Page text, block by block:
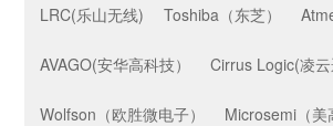
LRC(乐山无线) Toshiba（东芝）
AVAGO(安华高科技） Cirrus Logic(凌
Wolfson（欧胜微电子） Microsemi（美